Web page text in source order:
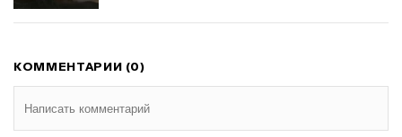
КОММЕНТАРИИ (0)